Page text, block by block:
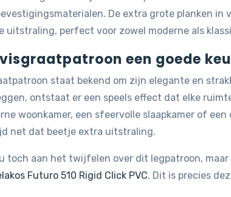
De extra grote planken in
uitstraling, perfect voor zowel moderne als
een goede
staat bekend om zijn elegante en
ontstaat er een speels effect dat elke
woonkamer, een sfeervolle slaapkamer of
net dat beetje extra uitstraling.
toch aan het twijfelen over dit legpatroon,
Futuro 510 Rigid Click PVC. Dit is precies